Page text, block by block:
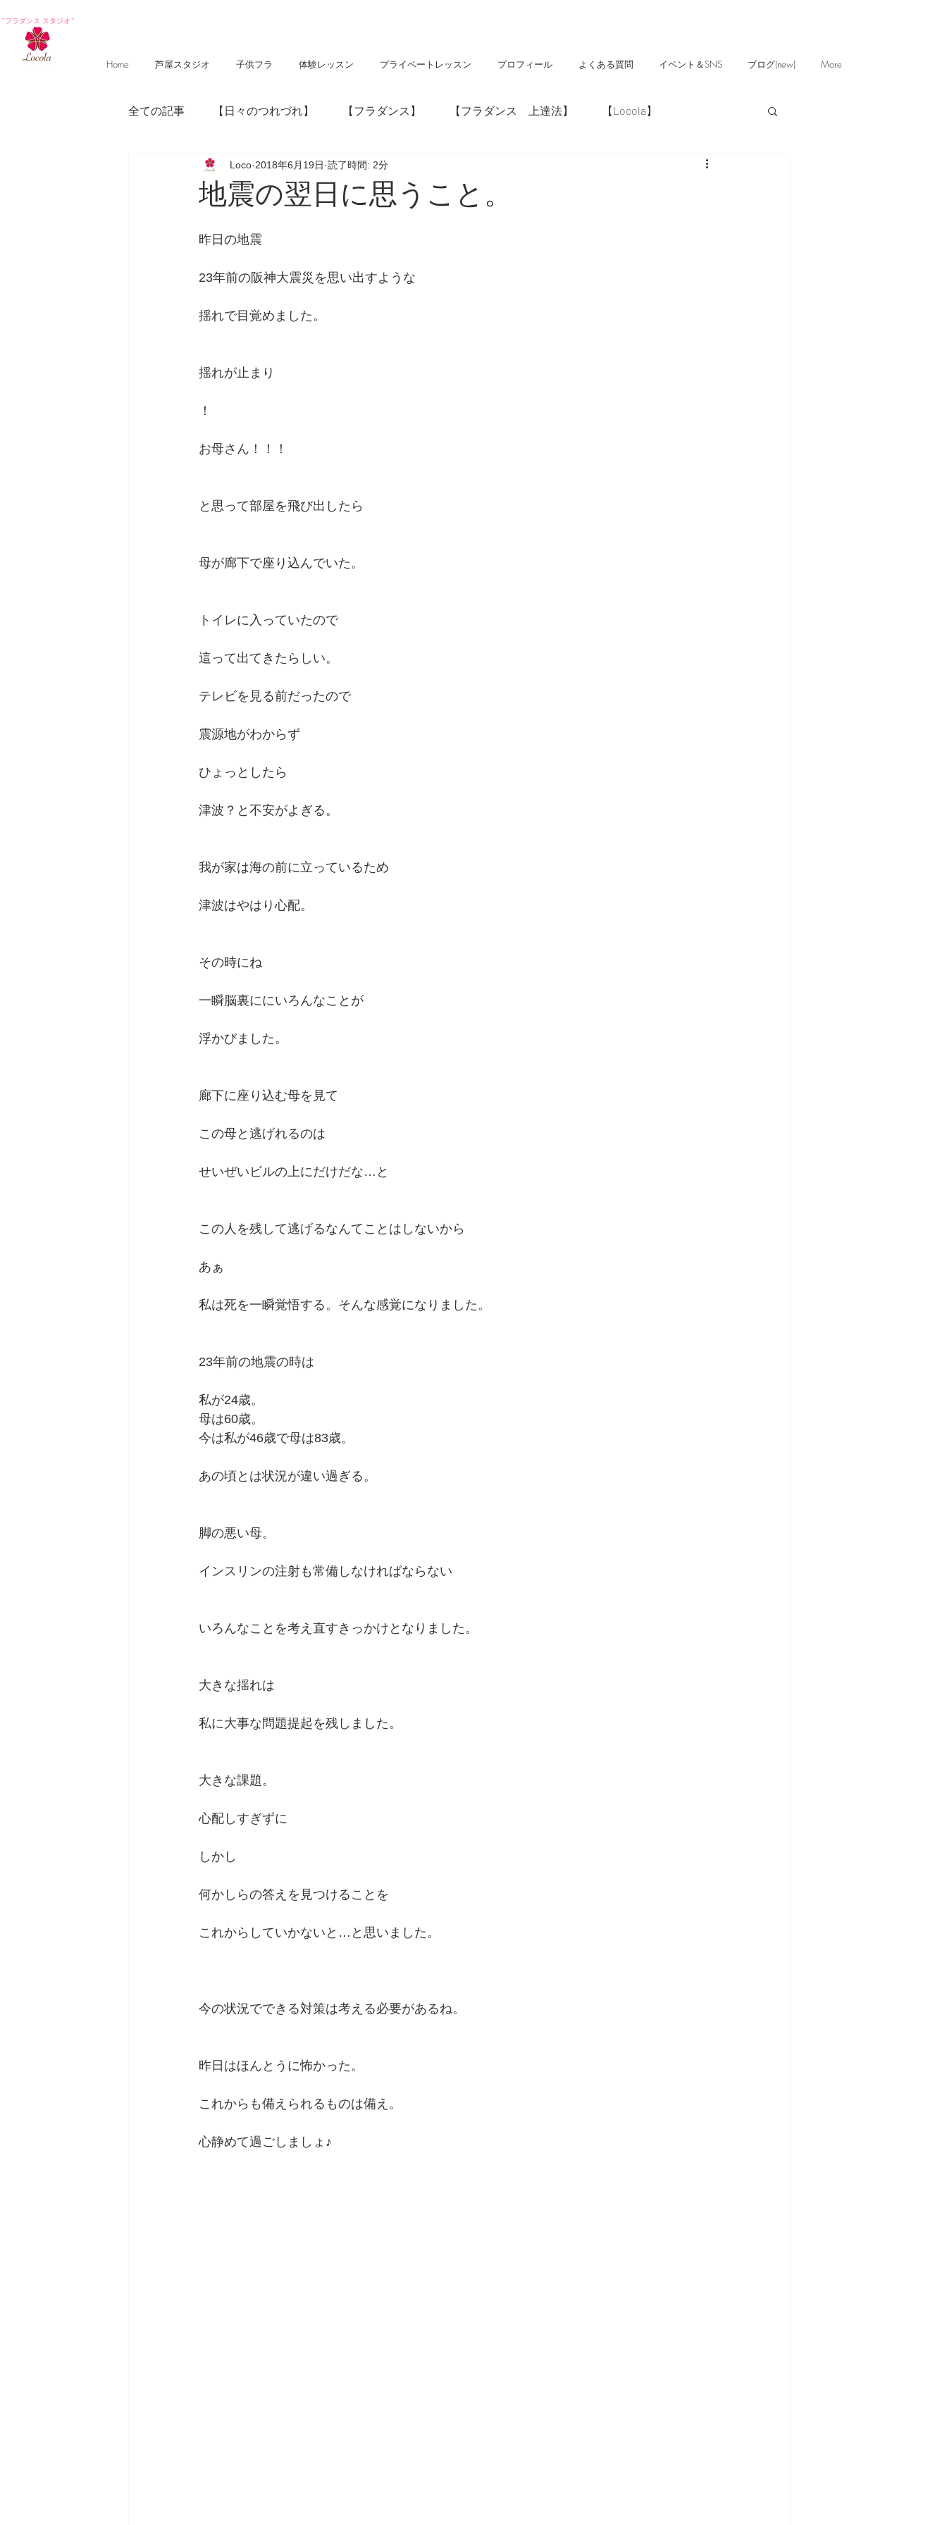
*フラダンス スタジオ*
Home 芦屋スタジオ 子供フラ 体験レッスン プライベートレッスン プロフィール よくある質問 イベント＆SNS ブログ(new) More
全ての記事 【日々のつれづれ】 【フラダンス】 【フラダンス 上達法】 【Locola】
【photography 】 【poem】 【神社・仏閣】
地震の翌日に思うこと。
Loco 2018年6月19日 読了時間: 2分
昨日の地震
23年前の阪神大震災を思い出すような
揺れで目覚めました。
揺れが止まり
！
お母さん！！！
と思って部屋を飛び出したら
母が廊下で座り込んでいた。
トイレに入っていたので
這って出てきたらしい。
テレビを見る前だったので
震源地がわからず
ひょっとしたら
津波？と不安がよぎる。
我が家は海の前に立っているため
津波はやはり心配。
その時にね
一瞬脳裏ににいろんなことが
浮かびました。
廊下に座り込む母を見て
この母と逃げれるのは
せいぜいビルの上にだけだな…と
この人を残して逃げるなんてことはしないから
あぁ
私は死を一瞬覚悟する。そんな感覚になりました。
23年前の地震の時は
私が24歳。
母は60歳。
今は私が46歳で母は83歳。
あの頃とは状況が違い過ぎる。
脚の悪い母。
インスリンの注射も常備しなければならない
いろんなことを考え直すきっかけとなりました。
大きな揺れは
私に大事な問題提起を残しました。
大きな課題。
心配しすぎずに
しかし
何かしらの答えを見つけることを
これからしていかないと…と思いました。
今の状況でできる対策は考える必要があるね。
昨日はほんとうに怖かった。
これからも備えられるものは備え。
心静めて過ごしましょ♪